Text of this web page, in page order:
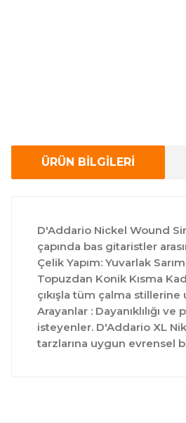
ÜRÜN BİLGİLERİ
D'Addario Nickel Wound
çapında bas gitaristler
Çelik Yapım: Yuvarlak
Topuzdan Konik Kısma
çıkışla tüm çalma
Arayanlar : Dayanıklılığı
isteyenler. D'Addario XL
tarzlarına uygun evrensel